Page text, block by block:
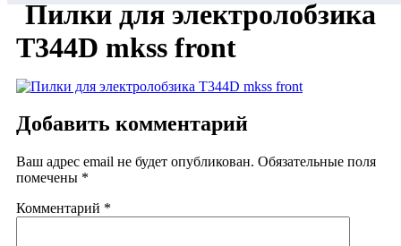
Пилки для электролобзика
Т344D mkss front
Добавить комментарий
Ваш адрес email не будет опубликован. Обязательные поля
помечены *
Комментарий *